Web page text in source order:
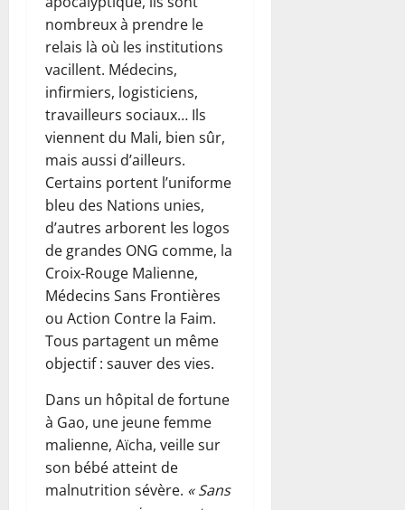
nombreux à prendre le
relais là où les institutions
vacillent. Médecins,
infirmiers, logisticiens,
travailleurs sociaux… Ils
viennent du Mali, bien sûr,
mais aussi d’ailleurs.
Certains portent l’uniforme
bleu des Nations unies,
d’autres arborent les logos
de grandes ONG comme, la
Croix-Rouge Malienne,
Médecins Sans Frontières
ou Action Contre la Faim.
Tous partagent un même
objectif : sauver des vies.
Dans un hôpital de fortune
à Gao, une jeune femme
malienne, Aïcha, veille sur
son bébé atteint de
malnutrition sévère. « Sans